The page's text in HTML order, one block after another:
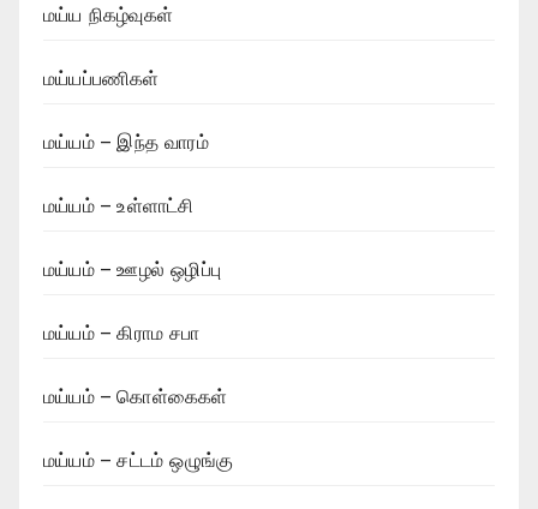
மய்ய நிகழ்வுகள்
மய்யப்பணிகள்
மய்யம் – இந்த வாரம்
மய்யம் – உள்ளாட்சி
மய்யம் – ஊழல் ஒழிப்பு
மய்யம் – கிராம சபா
மய்யம் – கொள்கைகள்
மய்யம் – சட்டம் ஒழுங்கு